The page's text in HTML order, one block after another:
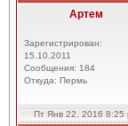
Артем
Зарегистрирован:
15.10.2011
Сообщения: 184
Откуда: Пермь
Пт Янв 22, 2016 8:25